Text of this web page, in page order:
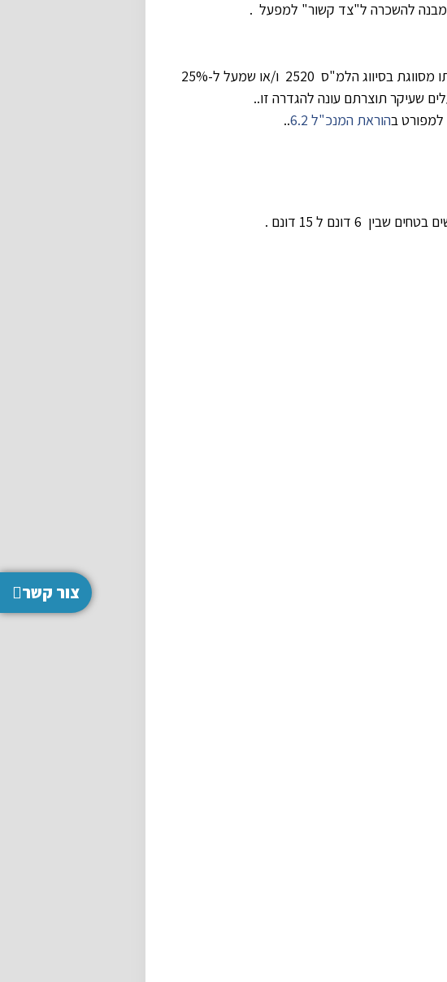
מבנה להשכרה ל"צד קשור" למפעל .
על מפעל לייצור תוצרת עבור תעשיית הביטחון – מפעל שפעילותו מסווגת בסיווג הלמ"ס 2520 ו/או שמעל ל-25%
שעיקר תוצרתם עונה להגדרה זו..
הוראת המנכ"ל 6.2
..
דונם ל 15 דונם .
צור קשר